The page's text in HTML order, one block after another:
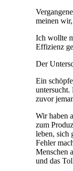
meinen
Ich wollte
Effizienz
Der
Ein
untersucht.
zuvor
Wir haben
zum
leben, sich
Fehler
Menschen
und das